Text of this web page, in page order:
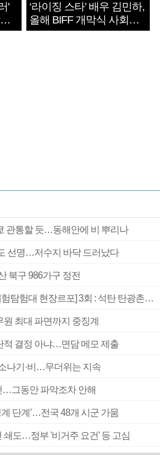
'
‘라이징 스타’ 배우 김민하,
올해 BIFF 개막식 사회자
확정
관통할 듯…동해안에 비 뿌리나
선명…저수지 바닥 드러났다
북구 986가구 정전
[2026 부산청소년극지체험탐험대 현장르포] 3회 : 석탄 탄광촌에서 북극 연구의 중심지로
원 최대 파면까지 중징계
적 결정 아냐…면담 메모 제출
나기·비…무더위는 지속
…그동안 파악조차 안해
계 단계’…전국 48개 시군 가뭄
쇄도…정부 '비거주 요건' 등 고심